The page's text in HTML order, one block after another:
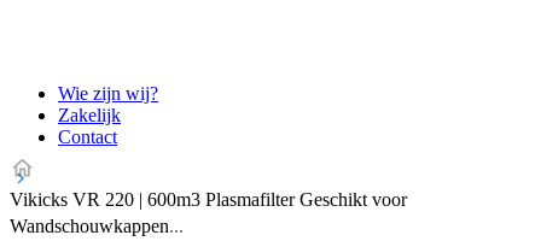
Wie zijn wij?
Zakelijk
Contact
Vikicks VR 220 | 600m3 Plasmafilter Geschikt voor
Wandschouwkappen